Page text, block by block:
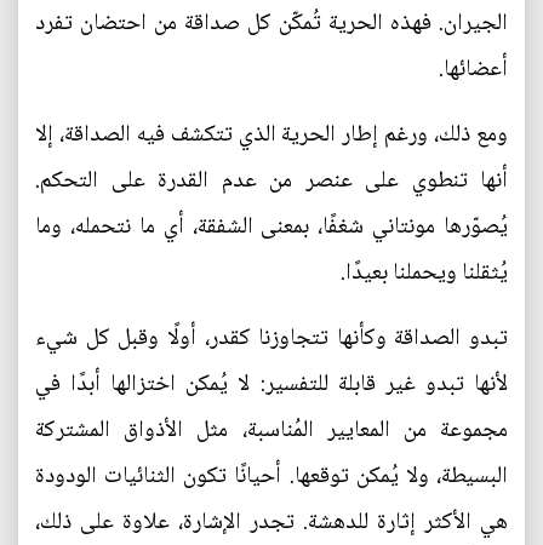
الجيران. فهذه الحرية تُمكّن كل صداقة من احتضان تفرد
أعضائها.
ومع ذلك، ورغم إطار الحرية الذي تتكشف فيه الصداقة، إلا
أنها تنطوي على عنصر من عدم القدرة على التحكم.
يُصوّرها مونتاني شغفًا، بمعنى الشفقة، أي ما نتحمله، وما
يُثقلنا ويحملنا بعيدًا.
تبدو الصداقة وكأنها تتجاوزنا كقدر، أولًا وقبل كل شيء
لأنها تبدو غير قابلة للتفسير: لا يُمكن اختزالها أبدًا في
مجموعة من المعايير المُناسبة، مثل الأذواق المشتركة
البسيطة، ولا يُمكن توقعها. أحيانًا تكون الثنائيات الودودة
هي الأكثر إثارة للدهشة. تجدر الإشارة، علاوة على ذلك،